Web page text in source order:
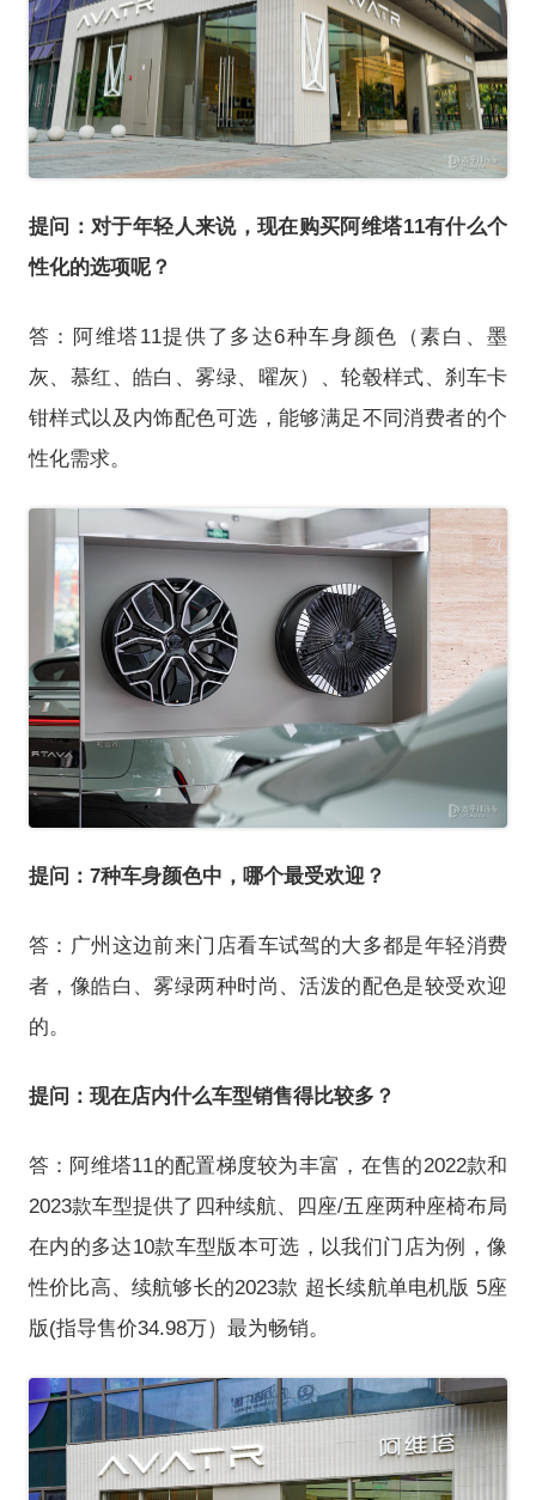
提问：对于年轻人来说，现在购买阿维塔11有什么个
性化的选项呢？
答：阿维塔11提供了多达6种车身颜色（素白、墨
灰、慕红、皓白、雾绿、曜灰）、轮毂样式、刹车卡
钳样式以及内饰配色可选，能够满足不同消费者的个
性化需求。
提问：7种车身颜色中，哪个最受欢迎？
答：广州这边前来门店看车试驾的大多都是年轻消费
者，像皓白、雾绿两种时尚、活泼的配色是较受欢迎
的。
提问：现在店内什么车型销售得比较多？
答：阿维塔11的配置梯度较为丰富，在售的2022款和
2023款车型提供了四种续航、四座/五座两种座椅布局
在内的多达10款车型版本可选，以我们门店为例，像
性价比高、续航够长的2023款 超长续航单电机版 5座
版(指导售价34.98万）最为畅销。